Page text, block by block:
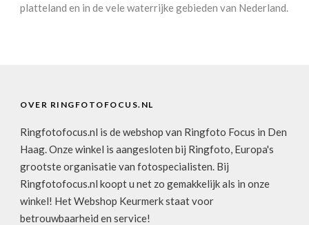
platteland en in de vele waterrijke gebieden van Nederland.
OVER RINGFOTOFOCUS.NL
Ringfotofocus.nl is de webshop van Ringfoto Focus in Den
Haag. Onze winkel is aangesloten bij Ringfoto, Europa's
grootste organisatie van fotospecialisten. Bij
Ringfotofocus.nl koopt u net zo gemakkelijk als in onze
winkel! Het Webshop Keurmerk staat voor
betrouwbaarheid en service!